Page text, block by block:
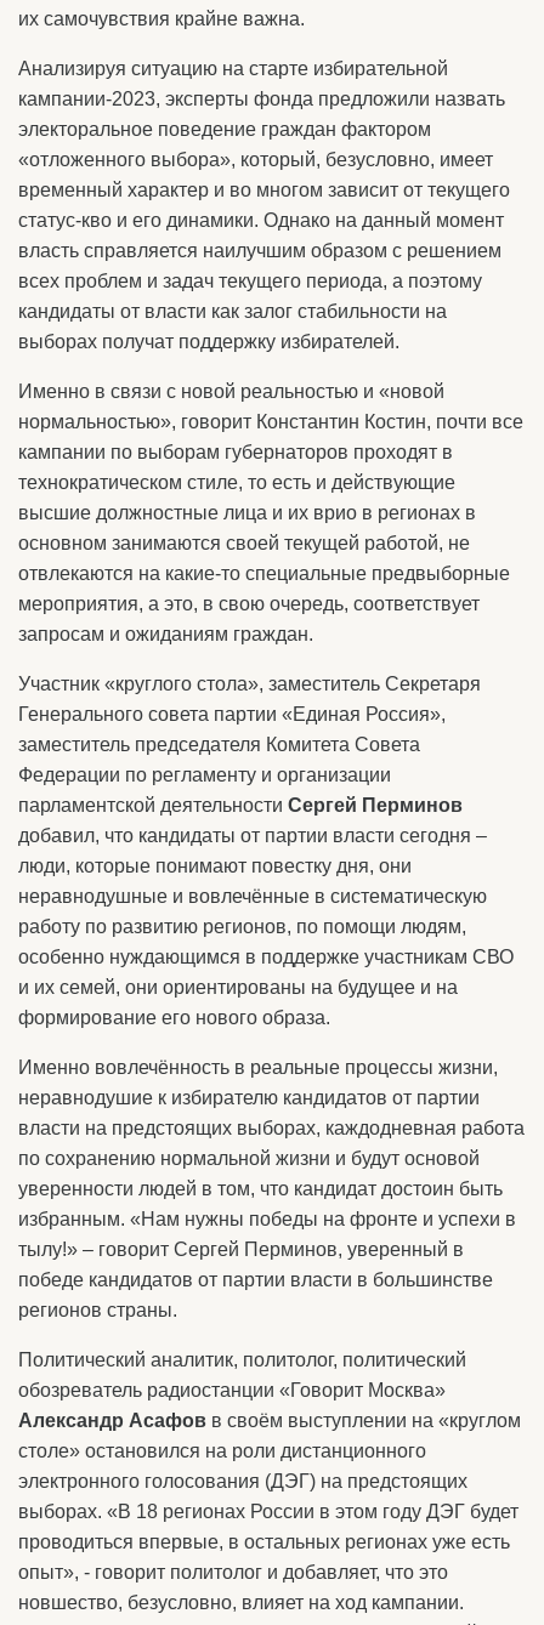
их самочувствия крайне важна.
Анализируя ситуацию на старте избирательной
кампании-2023, эксперты фонда предложили назвать
электоральное поведение граждан фактором
«отложенного выбора», который, безусловно, имеет
временный характер и во многом зависит от текущего
статус-кво и его динамики. Однако на данный момент
власть справляется наилучшим образом с решением
всех проблем и задач текущего периода, а поэтому
кандидаты от власти как залог стабильности на
выборах получат поддержку избирателей.
Именно в связи с новой реальностью и «новой
нормальностью», говорит Константин Костин, почти все
кампании по выборам губернаторов проходят в
технократическом стиле, то есть и действующие
высшие должностные лица и их врио в регионах в
основном занимаются своей текущей работой, не
отвлекаются на какие-то специальные предвыборные
мероприятия, а это, в свою очередь, соответствует
запросам и ожиданиям граждан.
Участник «круглого стола», заместитель Секретаря
Генерального совета партии «Единая Россия»,
заместитель председателя Комитета Совета
Федерации по регламенту и организации
парламентской деятельности Сергей Перминов
добавил, что кандидаты от партии власти сегодня –
люди, которые понимают повестку дня, они
неравнодушные и вовлечённые в систематическую
работу по развитию регионов, по помощи людям,
особенно нуждающимся в поддержке участникам СВО
и их семей, они ориентированы на будущее и на
формирование его нового образа.
Именно вовлечённость в реальные процессы жизни,
неравнодушие к избирателю кандидатов от партии
власти на предстоящих выборах, каждодневная работа
по сохранению нормальной жизни и будут основой
уверенности людей в том, что кандидат достоин быть
избранным. «Нам нужны победы на фронте и успехи в
тылу!» – говорит Сергей Перминов, уверенный в
победе кандидатов от партии власти в большинстве
регионов страны.
Политический аналитик, политолог, политический
обозреватель радиостанции «Говорит Москва»
Александр Асафов в своём выступлении на «круглом
столе» остановился на роли дистанционного
электронного голосования (ДЭГ) на предстоящих
выборах. «В 18 регионах России в этом году ДЭГ будет
проводиться впервые, в остальных регионах уже есть
опыт», - говорит политолог и добавляет, что это
новшество, безусловно, влияет на ход кампании.